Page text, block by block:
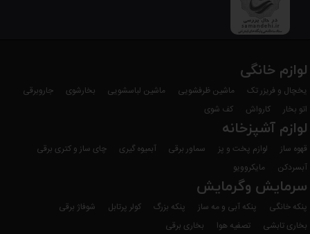
لوازم خانگی
یخچال و فریزر تک ماشین ظرفشویی ماشین لباسشویی بخارشوی
جاروبرقی
اتو بخار
کارواش کف شوی
لوازم آشپزخانه
قهوه ساز لوازم پخت و پز سماور برقی آبمیوه گیری
چای ساز و کتری برقی
آبسردکن
مایکروویو
سرمایش وگرمایش
پنکه خانگی پنکه آبی و مه ساز پنکه بزرگ کولر پرتابل
شوفاژ برقی
بخاری تابشی
تصفیه هوا بخاری برقی